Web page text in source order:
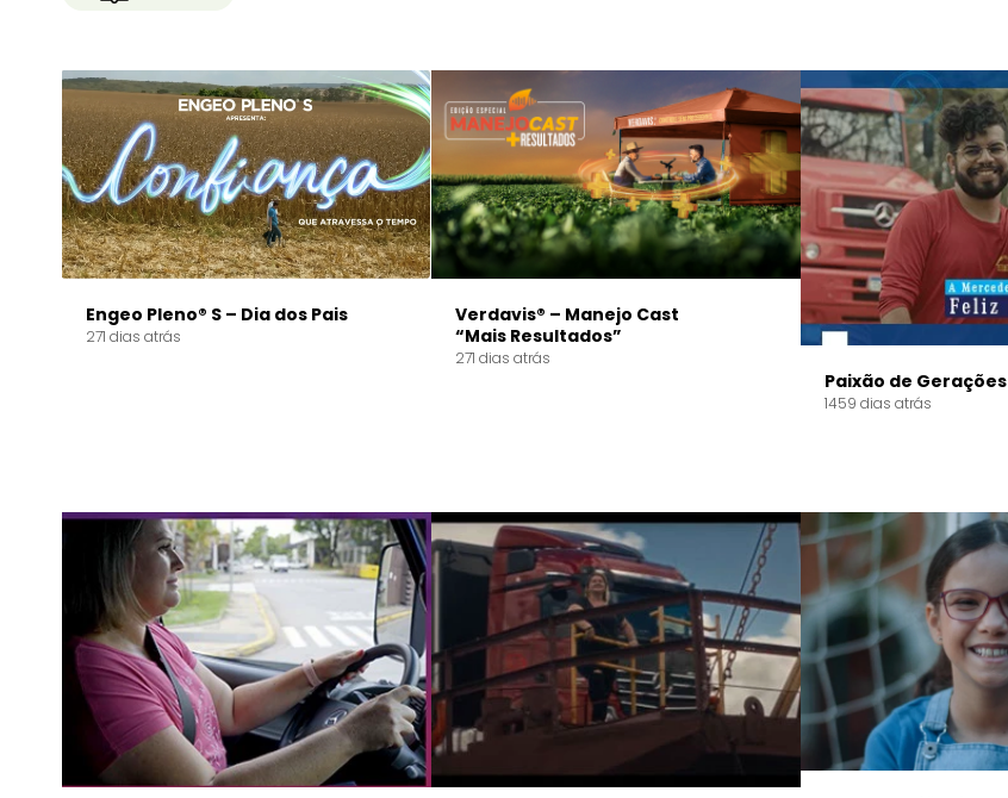
Engeo Pleno® S – Dia dos Pais
271 dias atrás
Verdavis® – Manejo Cast
“Mais Resultados”
271 dias atrás
Paixão de Gerações
1459 dias atrás